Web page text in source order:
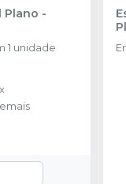
Plano -
1 unidade